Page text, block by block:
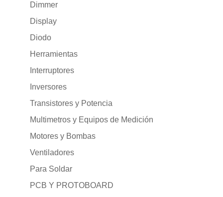
Dimmer
Display
Diodo
Herramientas
Interruptores
Inversores
Transistores y Potencia
Multimetros y Equipos de Medición
Motores y Bombas
Ventiladores
Para Soldar
PCB Y PROTOBOARD